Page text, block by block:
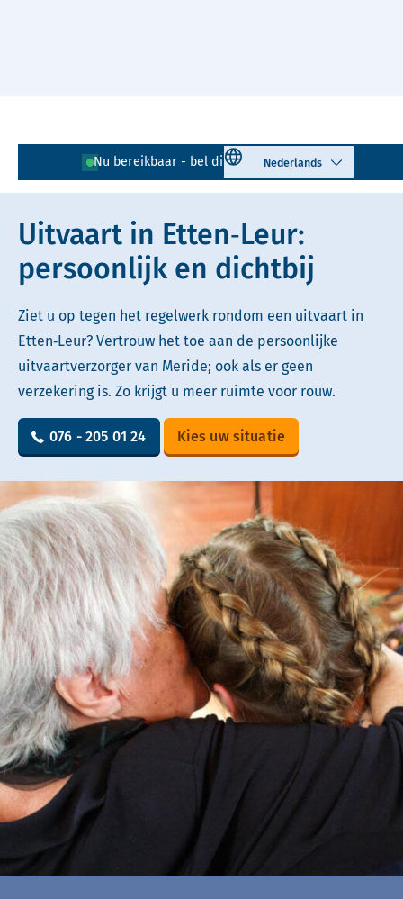
Nu bereikbaar - bel direct! 076 - 205 01 24
Select language
Lees voor Uitleg woorden
Simpele tekst
Uitvaart in Etten‑Leur:
persoonlijk en dichtbij
Ziet u op tegen het regelwerk rondom een uitvaart in
Etten‑Leur? Vertrouw het toe aan de persoonlijke
uitvaartverzorger van Meride; ook als er geen
verzekering is. Zo krijgt u meer ruimte voor rouw.
076 - 205 01 24 Kies uw situatie